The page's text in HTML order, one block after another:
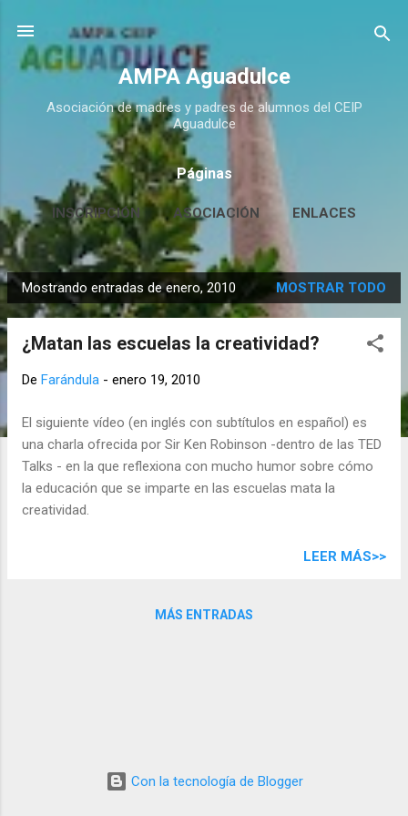
Ir al contenido principal
AMPA Aguadulce
Asociación de madres y padres de alumnos del CEIP
Aguadulce
Páginas
INSCRIPCIÓN ASOCIACIÓN ENLACES
CONTACTO MÁS… HUERTO ESCOLAR
E
n
Mostrando entradas de enero, 2010 MOSTRAR TODO
¿Matan las escuelas la creatividad?
De Farándula - enero 19, 2010
El siguiente vídeo (en inglés con subtítulos en español) es
una charla ofrecida por Sir Ken Robinson -dentro de las TED
Talks - en la que reflexiona con mucho humor sobre cómo
la educación que se imparte en las escuelas mata la
creatividad.
LEER MÁS>>
MÁS ENTRADAS
Con la tecnología de Blogger